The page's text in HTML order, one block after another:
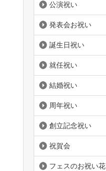
公演祝い
発表会お祝い
誕生日祝い
就任祝い
結婚祝い
周年祝い
創立記念祝い
祝賀会
フェスのお祝い花